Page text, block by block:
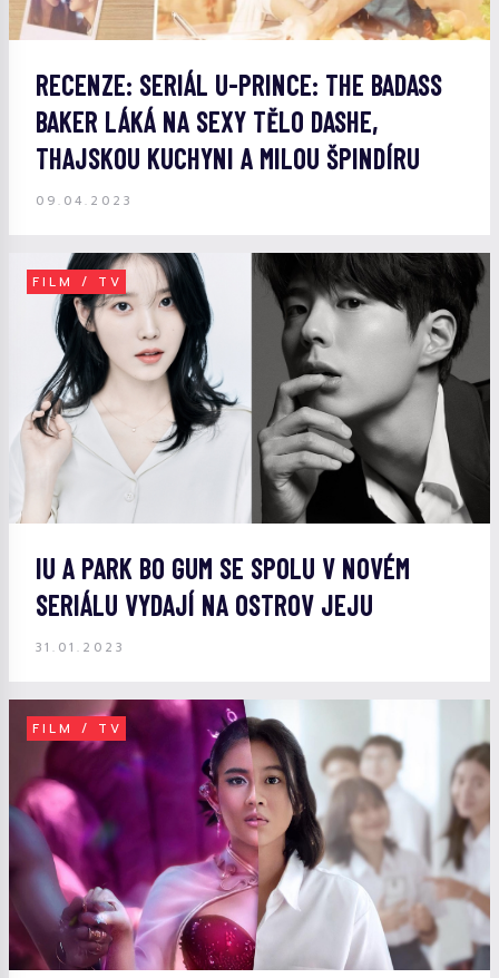
RECENZE: SERIÁL U-PRINCE: THE BADASS
BAKER LÁKÁ NA SEXY TĚLO DASHE,
THAJSKOU KUCHYNI A MILOU ŠPINDÍRU
09.04.2023
FILM / TV
IU A PARK BO GUM SE SPOLU V NOVÉM
SERIÁLU VYDAJÍ NA OSTROV JEJU
31.01.2023
FILM / TV